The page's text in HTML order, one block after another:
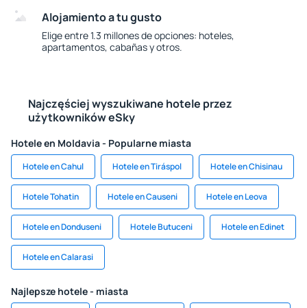
Alojamiento a tu gusto
Elige entre 1.3 millones de opciones: hoteles,
apartamentos, cabañas y otros.
Najczęściej wyszukiwane hotele przez
użytkowników eSky
Hotele en Moldavia - Popularne miasta
Hotele en Cahul Hotele en Tiráspol Hotele en Chisinau
Hotele Tohatin Hotele en Causeni Hotele en Leova
Hotele en Donduseni Hotele Butuceni Hotele en Edinet
Hotele en Calarasi
Najlepsze hotele - miasta